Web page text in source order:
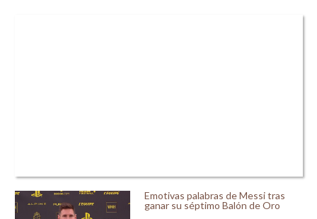
Emotivas palabras de Messi tras
ganar su séptimo Balón de Oro